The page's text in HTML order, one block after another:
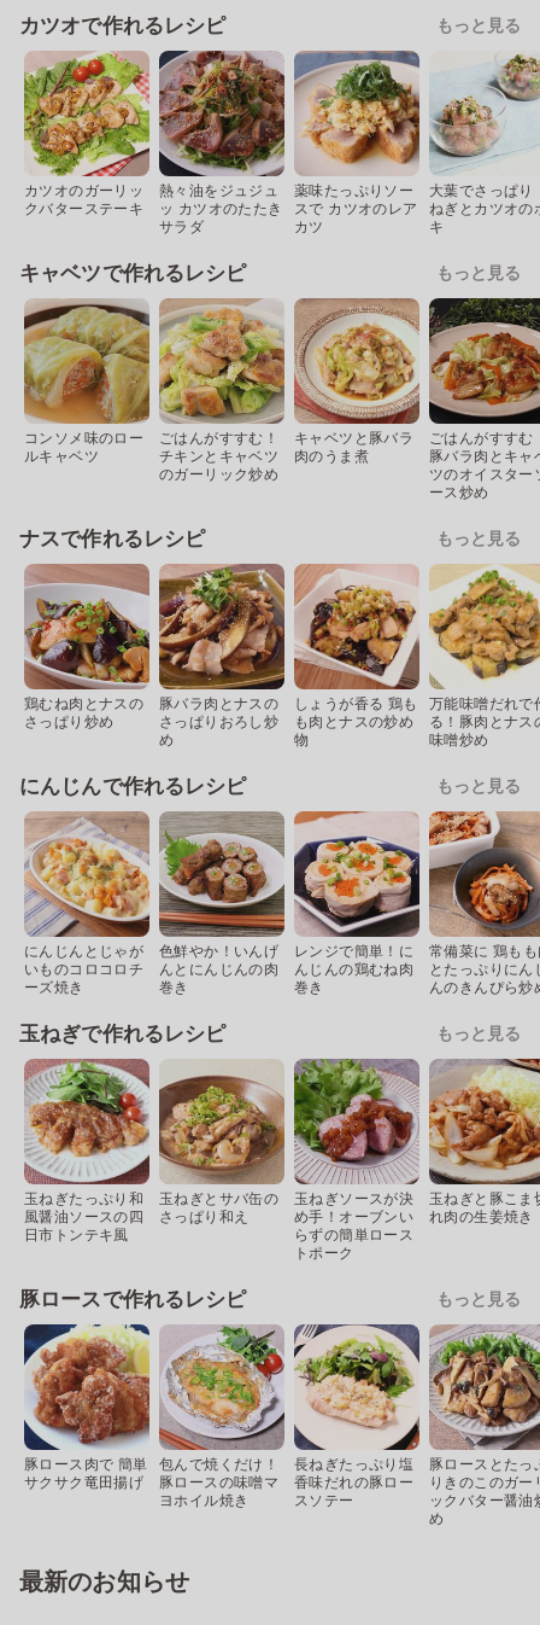
カツオで作れるレシピ もっと見る
カツオのガーリッ
クバターステーキ
熱々油をジュジュ
ッ カツオのたたき
サラダ
薬味たっぷりソー
スで カツオのレア
カツ
大葉でさっぱり
ねぎとカツオの
キ
キャベツで作れるレシピ もっと見る
コンソメ味のロー
ルキャベツ
ごはんがすすむ！
チキンとキャベツ
のガーリック炒め
キャベツと豚バラ
肉のうま煮
ごはんがすすむ
豚バラ肉とキャ
ツのオイスター
ース炒め
ナスで作れるレシピ もっと見る
鶏むね肉とナスの
さっぱり炒め
豚バラ肉とナスの
さっぱりおろし炒
め
しょうが香る 鶏も
も肉とナスの炒め
物
万能味噌だれで
る！豚肉とナス
味噌炒め
にんじんで作れるレシピ もっと見る
にんじんとじゃが
いものコロコロチ
ーズ焼き
色鮮やか！いんげ
んとにんじんの肉
巻き
レンジで簡単！に
んじんの鶏むね肉
巻き
常備菜に 鶏も
とたっぷりにん
んのきんぴら炒
玉ねぎで作れるレシピ もっと見る
玉ねぎたっぷり和
風醤油ソースの四
日市トンテキ風
玉ねぎとサバ缶の
さっぱり和え
玉ねぎソースが決
め手！オーブンい
らずの簡単ロース
トポーク
玉ねぎと豚こま
れ肉の生姜焼き
豚ロースで作れるレシピ もっと見る
豚ロース肉で 簡単
サクサク竜田揚げ
包んで焼くだけ！
豚ロースの味噌マ
ヨホイル焼き
長ねぎたっぷり塩
香味だれの豚ロー
スソテー
豚ロースとたっ
りきのこのガー
ックバター醤油
め
最新のお知らせ